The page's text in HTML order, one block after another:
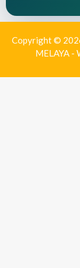
Copyright ©
MELAYA -